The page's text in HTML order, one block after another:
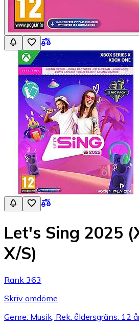
Let's Sing 2025
X/S)
Rank 363
Skriv omdöme
Genre: Musik, Rek. åldersgräns: 12